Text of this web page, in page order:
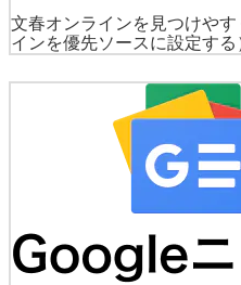
文春オンラインを見つけやす
インを優先ソースに設定する